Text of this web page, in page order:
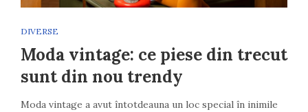
DIVERSE
Moda vintage: ce piese din trecut
sunt din nou trendy
Moda vintage a avut întotdeauna un loc special în inimile